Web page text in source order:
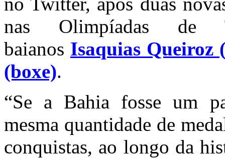
nas Olimpíadas de
baianos Isaquias Queiroz
(boxe).
“Se a Bahia fosse um
mesma quantidade de
conquistas, ao longo da